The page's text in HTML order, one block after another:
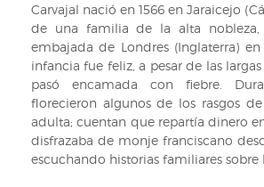
Carvajal
y
Mendoza,
de
un
cuadro
del
Monasterio
de
Carvajal nació en 1566 en Jaraicejo
de una familia de la alta
embajada de Londres (Inglaterra) en
infancia fue feliz, a pesar de las
pasó encamada con fiebre.
florecieron algunos de los rasgos
adulta; cuentan que repartía dinero
disfrazaba de monje franciscano
escuchando historias familiares sobre